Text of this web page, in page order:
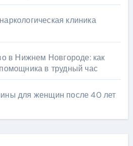
клиника
в Нижнем Новгороде: как
в трудный час
для женщин после 40 лет